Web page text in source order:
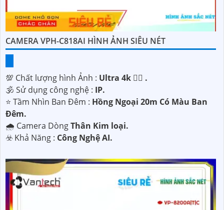
CAMERA VPH-C818AI HÌNH ẢNH SIÊU NÉT
💯 Chất lượng hình Ảnh : Ultra 4k 👍🏾 .
🕉️ Sử dụng công nghệ : IP.
⭐ Tầm Nhìn Ban Đêm : Hồng Ngoại 20m Có Màu Ban
Ðêm.
🌧️ Camera DòngThân Kim loại.
️☣️ Khả Năng : Công Nghệ AI.